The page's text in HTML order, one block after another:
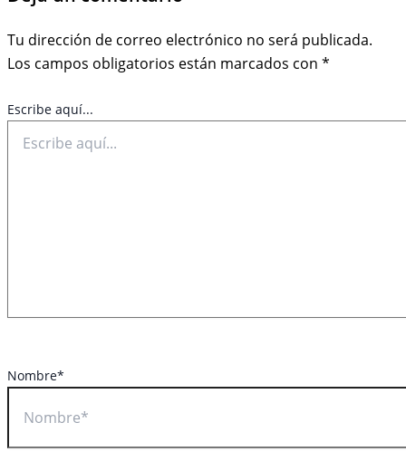
Tu dirección de correo electrónico no será publicada.
Los campos obligatorios están marcados con *
Escribe aquí...
Nombre*